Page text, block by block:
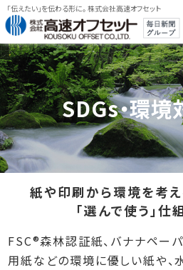
「伝えたい」を伝わる形に。 株式会社高速オフセット
SDGs・環
紙や印刷から環境を考
「選んで使う」仕
FSC®森林認証紙、バナナペーパ
用紙などの環境に優しい紙や、